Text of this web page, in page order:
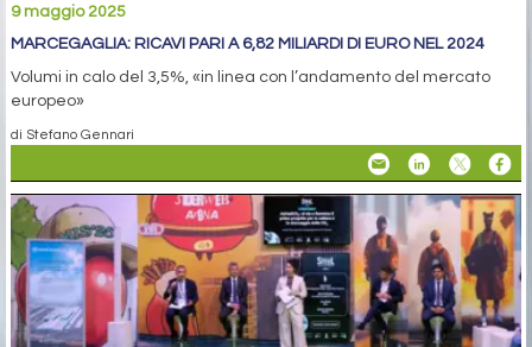
9 maggio 2025
MARCEGAGLIA: RICAVI PARI A 6,82 MILIARDI DI EURO NEL 2024
Volumi in calo del 3,5%, «in linea con l’andamento del mercato
europeo»
di Stefano Gennari